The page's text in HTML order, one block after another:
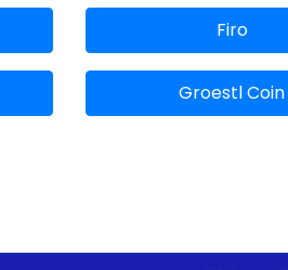
Firo
Groestl Coin